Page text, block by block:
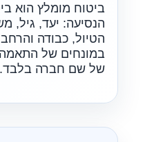
ביטוח מומלץ הוא
הנסיעה: יעד, גיל,
הטיול, כבודה
במונחים של התאמה
של שם חברה בלבד.